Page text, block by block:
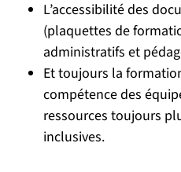
L’accessibilité des
(plaquettes de
administratifs et
Et toujours la
compétence des
ressources toujours
inclusives.